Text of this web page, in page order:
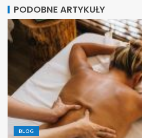
PODOBNE ARTYKUŁY
BLOG